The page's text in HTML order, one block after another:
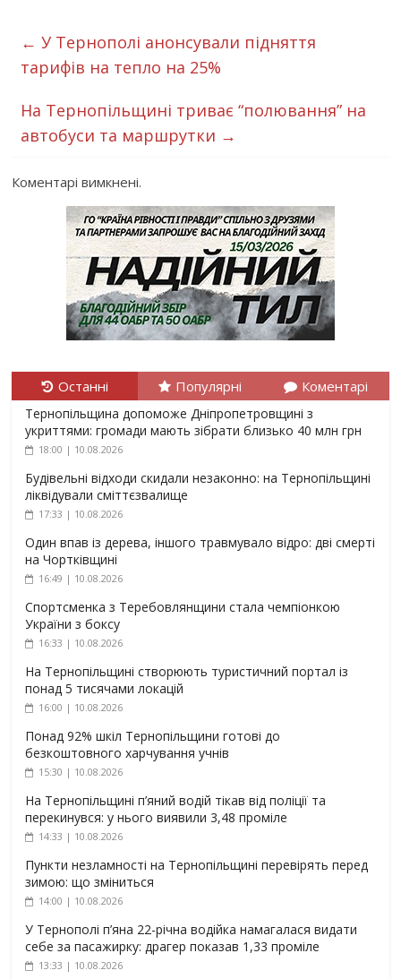
← У Тернополі анонсували підняття
тарифів на тепло на 25%
На Тернопільщині триває “полювання” на
автобуси та маршрутки →
Коментарі вимкнені.
Останні Популярні Коментарі
Тернопільщина допоможе Дніпропетровщині з
укриттями: громади мають зібрати близько 40 млн грн
18:00 | 10.08.2026
Будівельні відходи скидали незаконно: на Тернопільщині
ліквідували сміттєзвалище
17:33 | 10.08.2026
Один впав із дерева, іншого травмувало відро: дві смерті
на Чортківщині
16:49 | 10.08.2026
Спортсменка з Теребовлянщини стала чемпіонкою
України з боксу
16:33 | 10.08.2026
На Тернопільщині створюють туристичний портал із
понад 5 тисячами локацій
16:00 | 10.08.2026
Понад 92% шкіл Тернопільщини готові до
безкоштовного харчування учнів
15:30 | 10.08.2026
На Тернопільщині п’яний водій тікав від поліції та
перекинувся: у нього виявили 3,48 проміле
14:33 | 10.08.2026
Пункти незламності на Тернопільщині перевірять перед
зимою: що зміниться
14:00 | 10.08.2026
У Тернополі п’яна 22-річна водійка намагалася видати
себе за пасажирку: драгер показав 1,33 проміле
13:33 | 10.08.2026